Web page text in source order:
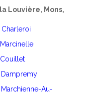
Louvière, Mons,
Au-